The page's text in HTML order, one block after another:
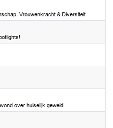
Vrouwenkracht & Diversiteit
over huiselijk geweld